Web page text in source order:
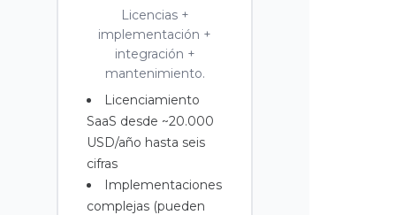
Licencias +
implementación +
integración +
mantenimiento.
Licenciamiento
SaaS desde ~20.000
USD/año hasta seis
cifras
Implementaciones
complejas (pueden